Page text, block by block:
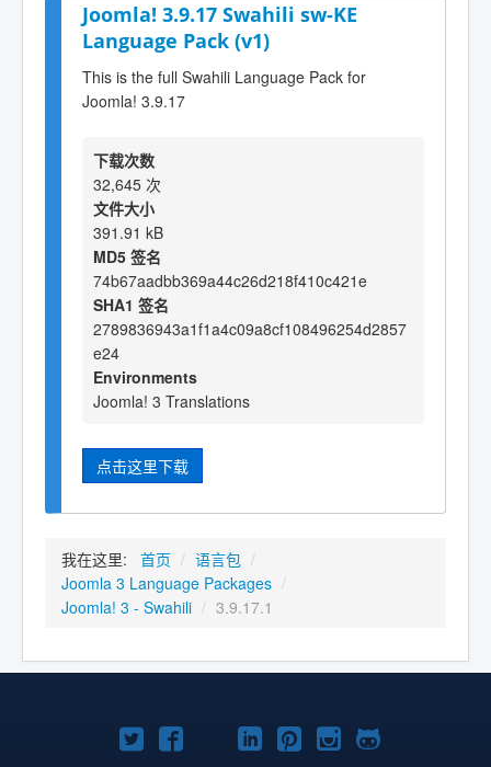
Joomla! 3.9.17 Swahili sw-KE
Language Pack (v1)
This is the full Swahili Language Pack for
Joomla! 3.9.17
下载次数
32,645 次
文件大小
391.91 kB
MD5 签名
74b67aadbb369a44c26d218f410c421e
SHA1 签名
2789836943a1f1a4c09a8cf108496254d2857
e24
Environments
Joomla! 3 Translations
点击这里下载
我在这里: 首页 / 语言包 /
Joomla 3 Language Packages /
Joomla! 3 - Swahili / 3.9.17.1
TwitterFacebookYouTube
LinkedIn
Pinterest
Instagram
GitHub